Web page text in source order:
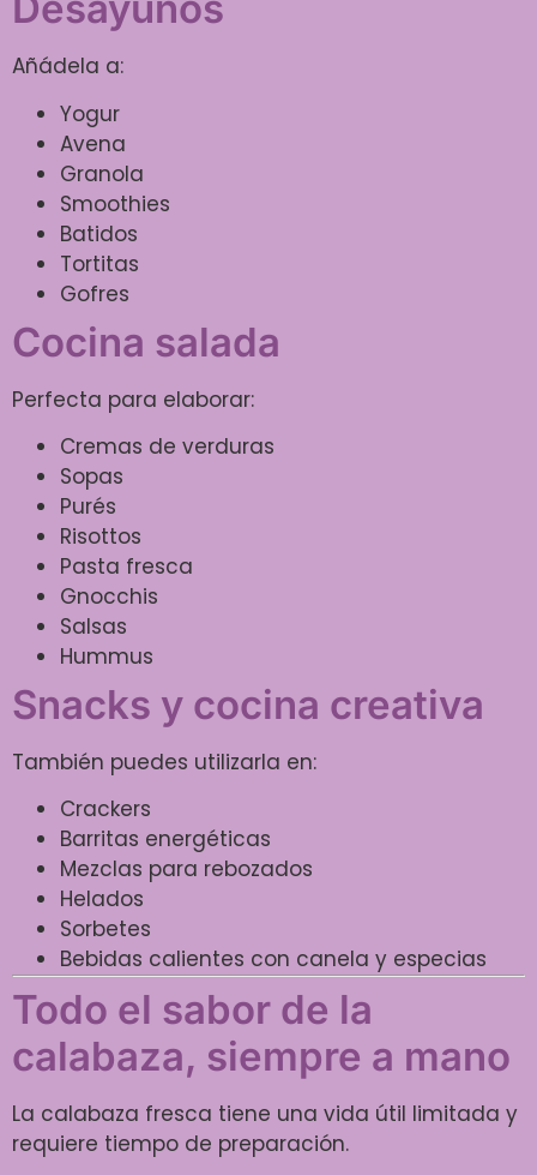
Añádela a:
Yogur
Avena
Granola
Smoothies
Batidos
Tortitas
Gofres
Cocina salada
Perfecta para elaborar:
Cremas de verduras
Sopas
Purés
Risottos
Pasta fresca
Gnocchis
Salsas
Hummus
Snacks y cocina creativa
También puedes utilizarla en:
Crackers
Barritas energéticas
Mezclas para rebozados
Helados
Sorbetes
Bebidas calientes con canela y especias
Todo el sabor de la
calabaza, siempre a mano
La calabaza fresca tiene una vida útil limitada y
requiere tiempo de preparación.